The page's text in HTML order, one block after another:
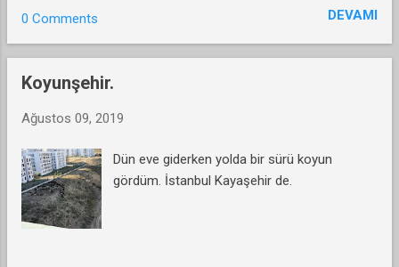
0 Comments DEVAMI
Koyunşehir.
Ağustos 09, 2019
Dün eve giderken yolda bir sürü koyun
gördüm. İstanbul Kayaşehir de.